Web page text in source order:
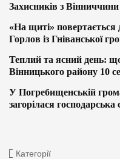
Захисників з
«На щиті» повертається
Горлов із Гніванської
Теплий та ясний день:
Вінницького району 10
У Погребищенській
загорілася господарська
Категорії